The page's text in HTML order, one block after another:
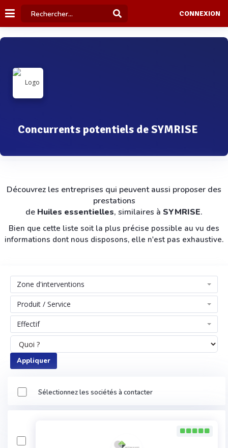
CONNEXION
Concurrents potentiels de SYMRISE
Découvrez les entreprises qui peuvent aussi proposer des
prestations
de Huiles essentielles, similaires à SYMRISE.
Bien que cette liste soit la plus précise possible au vu des
informations dont nous disposons, elle n'est pas exhaustive.
Zone d'interventions
Produit / Service
Effectif
Appliquer
Sélectionnez les sociétés à contacter